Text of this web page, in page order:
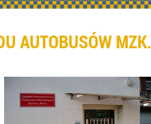
AUTOBUSÓW MZK.